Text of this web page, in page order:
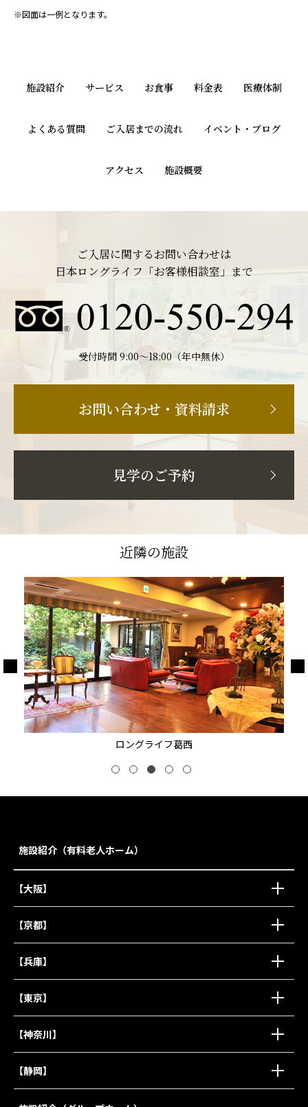
図面は一例となります。
施設紹介 サービス お食事 料金表 医療体制
よくある質問 ご入居までの流れ イベント・ブログ
アクセス 施設概要
ご入居に関するお問い合わせは
日本ロングライフ「お客様相談室」まで
受付時間 9:00〜18:00（年中無休）
お問い合わせ・資料請求
見学のご予約
近隣の施設
ロングライフ葛西
施設紹介（有料老人ホーム）
【大阪】
【京都】
【兵庫】
【東京】
【神奈川】
【静岡】